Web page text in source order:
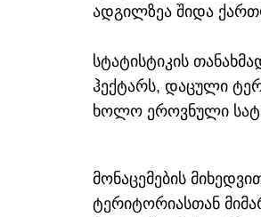
ადგილზეა შიდა
სტატისტიკის
ჰექტარს, დაცული
ხოლო ეროვნული
მონაცემების
ტერიტორიასთან